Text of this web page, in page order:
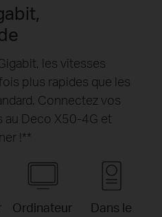
les vitesses
plus rapides que les
Connectez vos
au Deco X50-4G et
!**
Ordinateur Dans le